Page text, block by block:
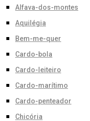
Alfava-dos-montes
Aquilégia
Bem-me-quer
Cardo-bola
Cardo-leiteiro
Cardo-marítimo
Cardo-penteador
Chicória